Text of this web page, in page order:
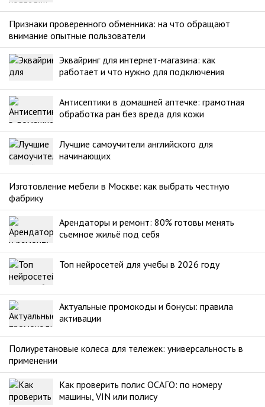
Признаки проверенного обменника: на что обращают
внимание опытные пользователи
Эквайринг для интернет-магазина: как
работает и что нужно для подключения
Антисептики в домашней аптечке: грамотная
обработка ран без вреда для кожи
Лучшие самоучители английского для
начинающих
Изготовление мебели в Москве: как выбрать честную
фабрику
Арендаторы и ремонт: 80% готовы менять
съемное жильё под себя
Топ нейросетей для учебы в 2026 году
Актуальные промокоды и бонусы: правила
активации
Полиуретановые колеса для тележек: универсальность в
применении
Как проверить полис ОСАГО: по номеру
машины, VIN или полису